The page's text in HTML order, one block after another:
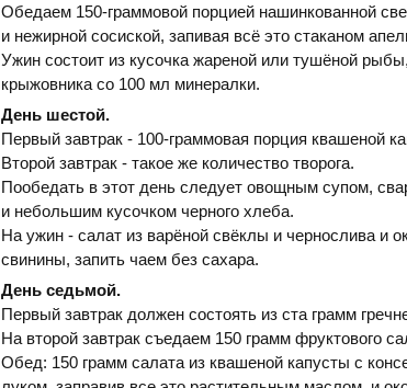
Обедаем 150-граммовой порцией нашинкованной
и нежирной сосиской, запивая всё это стаканом
Ужин состоит из кусочка жареной или тушёной
крыжовника со 100 мл минералки.
День шестой.
Первый завтрак - 100-граммовая порция квашеной
Второй завтрак - такое же количество творога.
Пообедать в этот день следует овощным супом,
и небольшим кусочком черного хлеба.
На ужин - салат из варёной свёклы и чернослива и
свинины, запить чаем без сахара.
День седьмой.
Первый завтрак должен состоять из ста грамм
На второй завтрак съедаем 150 грамм фруктового
Обед: 150 грамм салата из квашеной капусты с